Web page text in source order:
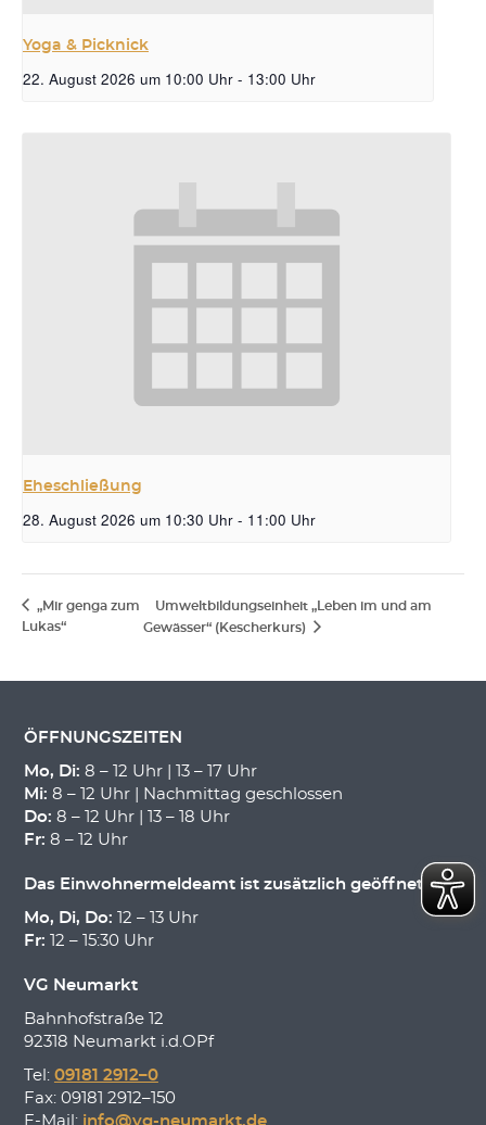
Yoga & Picknick
22. August 2026 um 10:00 Uhr - 13:00 Uhr
Eheschließung
28. August 2026 um 10:30 Uhr - 11:00 Uhr
„Mir genga zum
Lukas“
Umweltbildungseinheit „Leben im und am
Gewässer“ (Kescherkurs)
ÖFFNUNGSZEITEN
Mo, Di: 8 – 12 Uhr | 13 – 17 Uhr
Mi: 8 – 12 Uhr | Nachmittag geschlossen
Do: 8 – 12 Uhr | 13 – 18 Uhr
Fr: 8 – 12 Uhr
Das Einwohnermeldeamt ist zusätzlich geöffnet:
Mo, Di, Do: 12 – 13 Uhr
Fr: 12 – 15:30 Uhr
VG Neumarkt
Bahnhofstraße 12
92318 Neumarkt i.d.OPf
Tel: 09181 2912–0
Fax: 09181 2912–150
E-Mail: info@vg-neumarkt.de